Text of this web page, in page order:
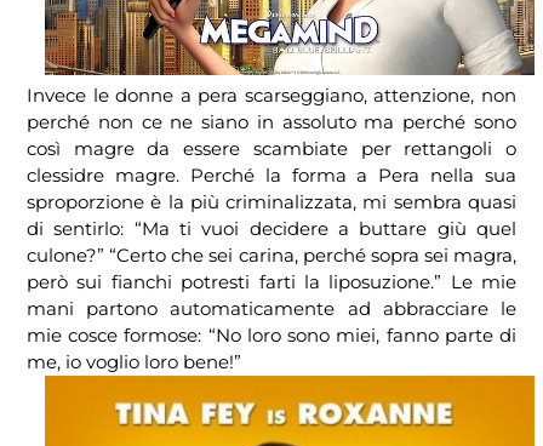
Invece le donne a pera scarseggiano, attenzione, non
perché non ce ne siano in assoluto ma perché sono
così magre da essere scambiate per rettangoli o
clessidre magre. Perché la forma a Pera nella sua
sproporzione è la più criminalizzata, mi sembra quasi
di sentirlo: “Ma ti vuoi decidere a buttare giù quel
culone?” “Certo che sei carina, perché sopra sei magra,
però sui fianchi potresti farti la liposuzione.” Le mie
mani partono automaticamente ad abbracciare le
mie cosce formose: “No loro sono miei, fanno parte di
me, io voglio loro bene!”